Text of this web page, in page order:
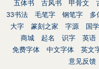
五体书
古风书 甲骨文
33书法
毛笔字 钢笔字 多
大字
篆刻之家 字源 国学
商城
起名 识字 英语
免费字体
中文字体 英文
意见反馈